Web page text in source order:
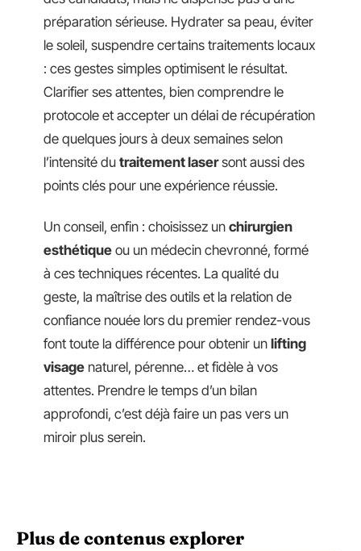
préparation sérieuse. Hydrater sa peau, éviter
le soleil, suspendre certains traitements locaux
: ces gestes simples optimisent le résultat.
Clarifier ses attentes, bien comprendre le
protocole et accepter un délai de récupération
de quelques jours à deux semaines selon
l’intensité du traitement lasersont aussi des
points clés pour une expérience réussie.
Un conseil, enfin : choisissez un chirurgien
esthétique ou un médecin chevronné, formé
à ces techniques récentes. La qualité du
geste, la maîtrise des outils et la relation de
confiance nouée lors du premier rendez-vous
font toute la différence pour obtenir un lifting
visage naturel, pérenne… et fidèle à vos
attentes. Prendre le temps d’un bilan
approfondi, c’est déjà faire un pas vers un
miroir plus serein.
Plus de contenus explorer